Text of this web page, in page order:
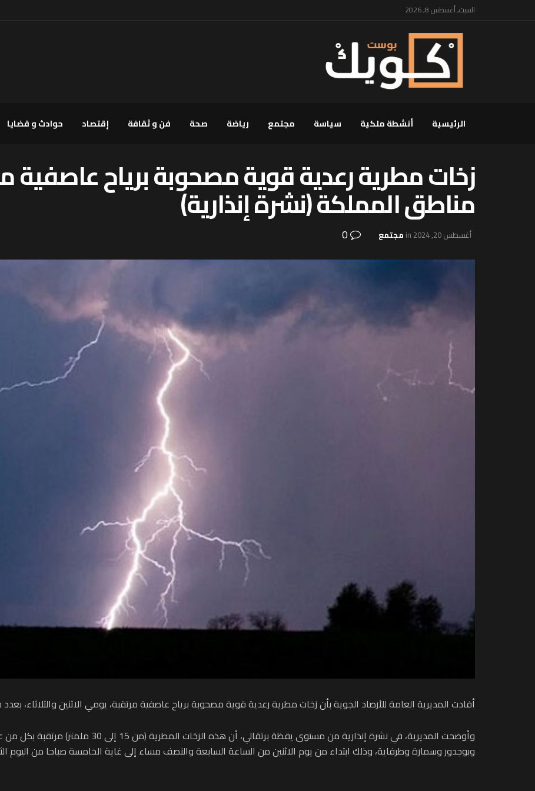
السبت, أغسطس 8, 2026
الرئيسية أنشطة ملكية سياسة مجتمع رياضة صحة فن و ثقافة إقتصاد حوادث و قضايا
زخات مطرية رعدية قوية مصحوبة برياح عاصفية
مناطق المملكة (نشرة إنذارية)
أغسطس 20, 2024 in مجتمع
أفادت المديرية العامة للأرصاد الجوية بأن زخات مطرية رعدية قوية مصحوبة برياح عاصفية مرتقبة، يومي الاثنين والثلاثاء،
وأوضحت المديرية، في نشرة إنذارية من مستوى يقظة
وبوجدور وسمارة وطرفاية، وذلك ابتداء من يوم الاثنين من الساعة السابعة والنصف مساء إلى غاية الخامسة صباحا من اليوم